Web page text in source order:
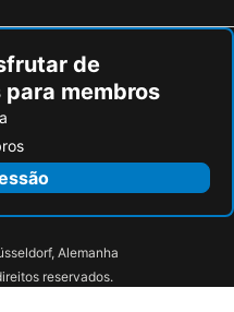
de
membros
Alemanha
reservados.